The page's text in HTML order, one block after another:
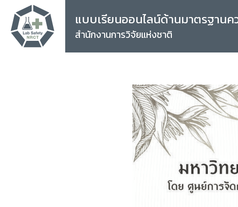
แบบเรียนออนไลน์ด้านมาตรฐาน
สำนักงานการวิจัยแห่งชาติ